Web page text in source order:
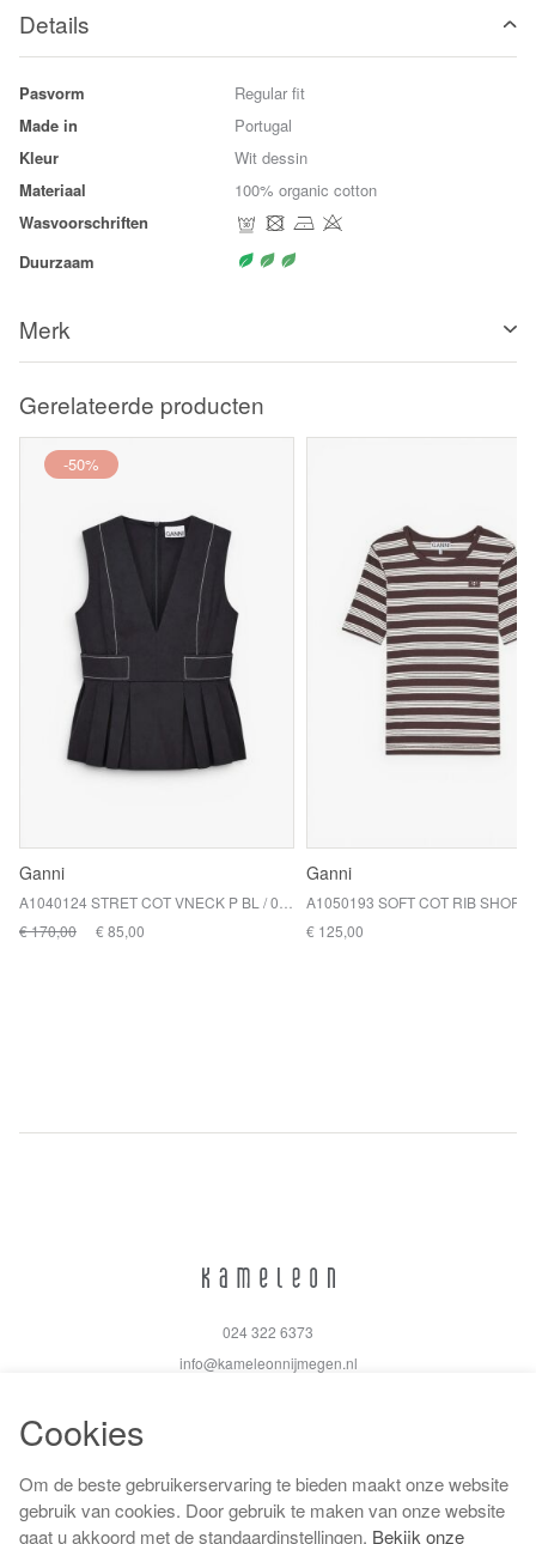
Details
Pasvorm
Regular fit
Made in
Portugal
Kleur
Wit dessin
Materiaal
100% organic cotton
Wasvoorschriften
Duurzaam
Merk
Gerelateerde producten
-50%
Ganni
€ 170,00
€ 85,00
Ganni
€ 125,00
024 322 6373
info@kameleonnijmegen.nl
Algemene voorwaarden
Privacy policy
Cookies
Om de beste gebruikerservaring te bieden maakt onze website
gebruik van cookies. Door gebruik te maken van onze website
gaat u akkoord met de standaardinstellingen. Bekijk onze